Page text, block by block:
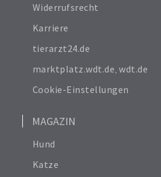
Widerrufsrecht
Karriere
tierarzt24.de
marktplatz.wdt.de ,wdt.de
Cookie-Einstellungen
MAGAZIN
Hund
Katze